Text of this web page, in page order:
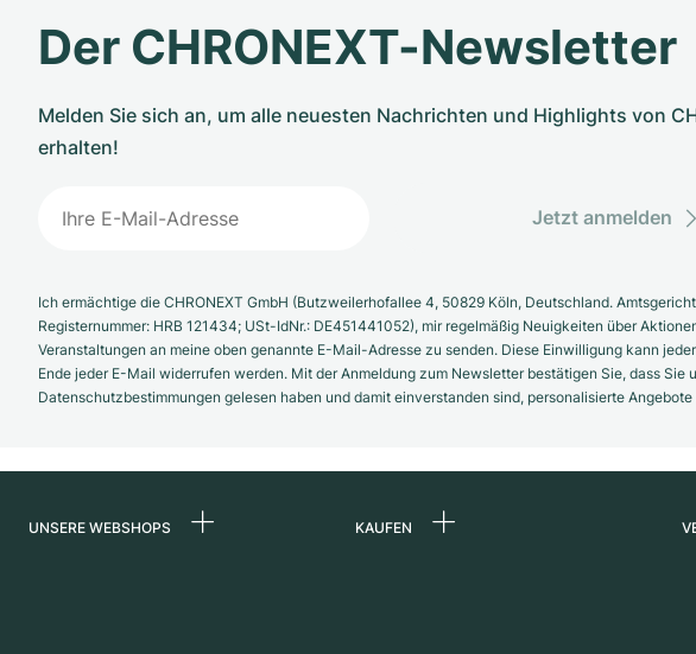
Der CHRONEXT-Newsletter
Melden Sie sich an, um alle neuesten Nachrichten und Highlights von
erhalten!
Jetzt anmelden
Ich ermächtige die CHRONEXT GmbH (Butzweilerhofallee 4, 50829 Köln, Deutschland.
Registernummer: HRB 121434; USt-IdNr.: DE451441052), mir regelmäßig Neuigkeiten über
Veranstaltungen an meine oben genannte E-Mail-Adresse zu senden. Diese Einwilligung kann
Ende jeder E-Mail widerrufen werden. Mit der Anmeldung zum Newsletter bestätigen Sie, dass Sie
Datenschutzbestimmungen gelesen haben und damit einverstanden sind, personalisierte
UNSERE WEBSHOPS KAUFEN